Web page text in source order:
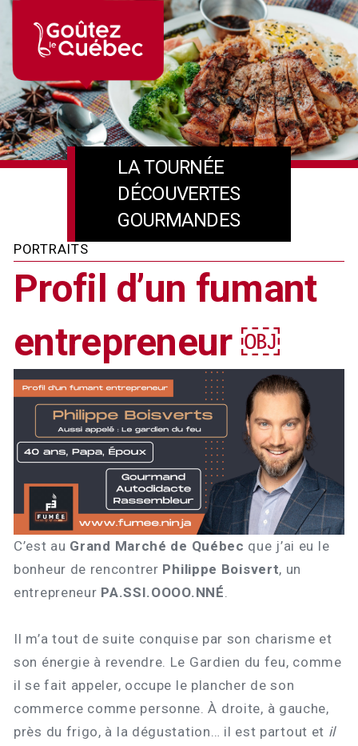
Skip
content
LA TOURNÉE
DÉCOUVERTES
GOURMANDES
PORTRAITS
Profil d’un fumant
entrepreneur ￼
C’est au Grand Marché de Québec que j’ai eu le
bonheur de rencontrer Philippe Boisvert, un
entrepreneur PA.SSI.OOOO.NNÉ.
Il m’a tout de suite conquise par son charisme et
son énergie à revendre. Le Gardien du feu, comme
il se fait appeler, occupe le plancher de son
commerce comme personne. À droite, à gauche,
près du frigo, à la dégustation… il est partout et il